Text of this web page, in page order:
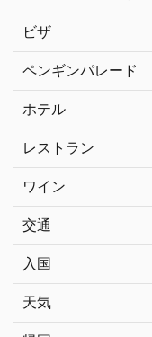
ビザ
ペンギンパレード
ホテル
レストラン
ワイン
交通
入国
天気